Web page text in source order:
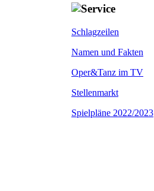
Schlagzeilen
Namen und Fakten
Oper&Tanz im TV
Stellenmarkt
Spielpläne 2022/2023